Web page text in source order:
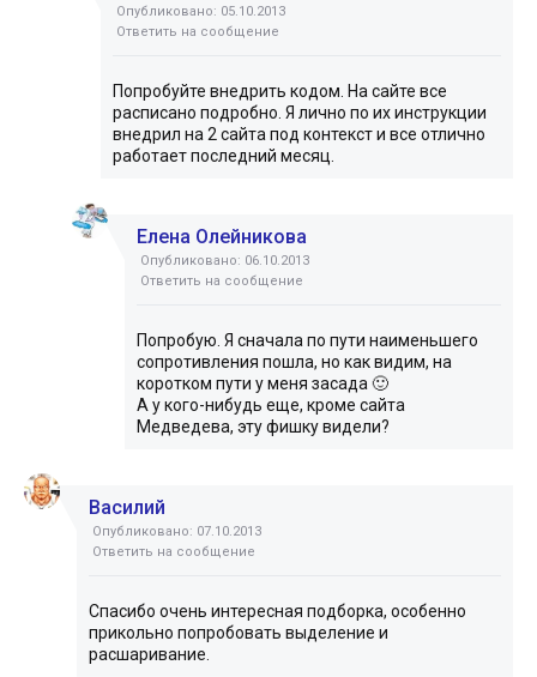
Опубликовано: 05.10.2013
Ответить на сообщение
Попробуйте внедрить кодом. На сайте все
расписано подробно. Я лично по их инструкции
внедрил на 2 сайта под контекст и все отлично
работает последний месяц.
Елена Олейникова
Опубликовано: 06.10.2013
Ответить на сообщение
Попробую. Я сначала по пути наименьшего
сопротивления пошла, но как видим, на
коротком пути у меня засада 🙂
А у кого-нибудь еще, кроме сайта
Медведева, эту фишку видели?
Василий
Опубликовано: 07.10.2013
Ответить на сообщение
Спасибо очень интересная подборка, особенно
прикольно попробовать выделение и
расшаривание.